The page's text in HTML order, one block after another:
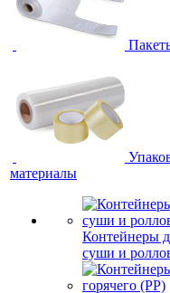
материалы
Контейнеры
суши и